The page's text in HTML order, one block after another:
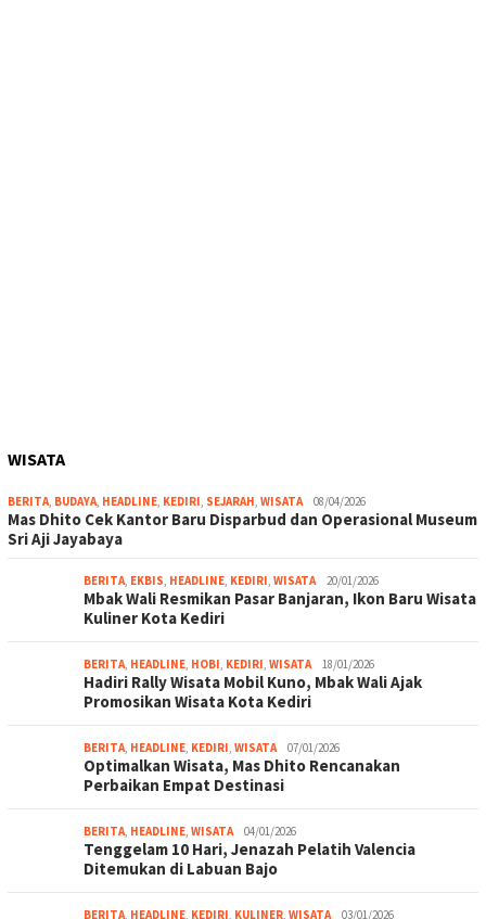
WISATA
BERITA, BUDAYA, HEADLINE, KEDIRI, SEJARAH, WISATA 08/04/2026
Mas Dhito Cek Kantor Baru Disparbud dan Operasional Museum
Sri Aji Jayabaya
BERITA, EKBIS, HEADLINE, KEDIRI, WISATA 20/01/2026
Mbak Wali Resmikan Pasar Banjaran, Ikon Baru Wisata
Kuliner Kota Kediri
BERITA, HEADLINE, HOBI, KEDIRI, WISATA 18/01/2026
Hadiri Rally Wisata Mobil Kuno, Mbak Wali Ajak
Promosikan Wisata Kota Kediri
BERITA, HEADLINE, KEDIRI, WISATA 07/01/2026
Optimalkan Wisata, Mas Dhito Rencanakan
Perbaikan Empat Destinasi
BERITA, HEADLINE, WISATA 04/01/2026
Tenggelam 10 Hari, Jenazah Pelatih Valencia
Ditemukan di Labuan Bajo
BERITA, HEADLINE, KEDIRI, KULINER, WISATA 03/01/2026